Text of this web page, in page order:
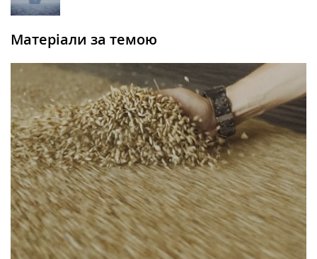
Матеріали за темою